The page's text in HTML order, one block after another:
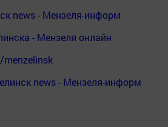
news - Мензеля-информ
- Мензеля онлайн
menzelinsk
news - Мензеля-информ